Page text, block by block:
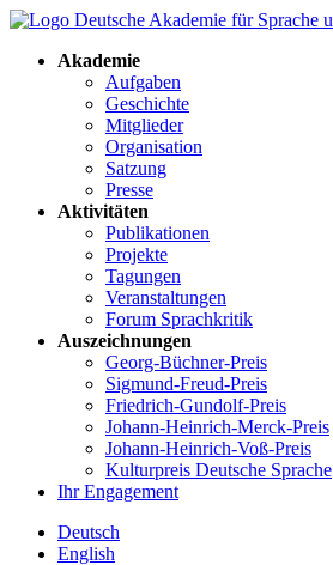
Akademie
Aufgaben
Geschichte
Mitglieder
Organisation
Satzung
Presse
Aktivitäten
Publikationen
Projekte
Tagungen
Veranstaltungen
Forum Sprachkritik
Auszeichnungen
Georg-Büchner-Preis
Sigmund-Freud-Preis
Friedrich-Gundolf-Preis
Johann-Heinrich-Merck-Preis
Johann-Heinrich-Voß-Preis
Kulturpreis Deutsche Sprache
Ihr Engagement
Deutsch
English